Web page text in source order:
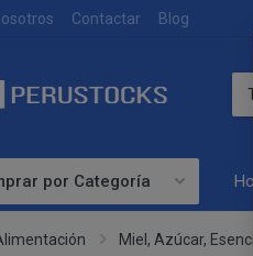
Contactar Blog
por Categoría
Miel, Azúcar,
OBJETO
DEVOLUCIONES